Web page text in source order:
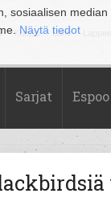
Näytä tiedot
Kuopio Lahti
Sarjat Espoo